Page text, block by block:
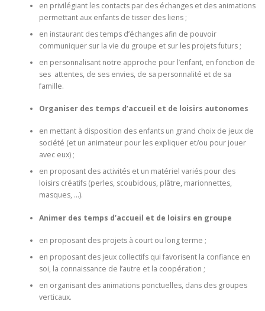
en privilégiant les contacts par des échanges et des animations
permettant aux enfants de tisser des liens ;
en instaurant des temps d’échanges afin de pouvoir
communiquer sur la vie du groupe et sur les projets futurs ;
en personnalisant notre approche pour l’enfant, en fonction de
ses attentes, de ses envies, de sa personnalité et de sa
famille.
Organiser des temps d’accueil et de loisirs autonomes
en mettant à disposition des enfants un grand choix de jeux de
société (et un animateur pour les expliquer et/ou pour jouer
avec eux) ;
en proposant des activités et un matériel variés pour des
loisirs créatifs (perles, scoubidous, plâtre, marionnettes,
masques, …).
Animer des temps d’accueil et de loisirs en groupe
en proposant des projets à court ou long terme ;
en proposant des jeux collectifs qui favorisent la confiance en
soi, la connaissance de l’autre et la coopération ;
en organisant des animations ponctuelles, dans des groupes
verticaux.